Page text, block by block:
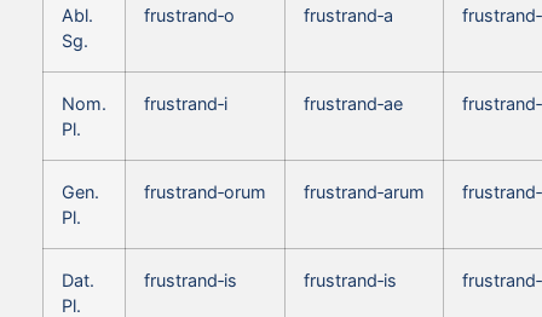
Abl.
Sg.
frustrand‑o frustrand‑a
Nom.
Pl.
frustrand‑i frustrand‑ae
Gen.
Pl.
frustrand‑orum frustrand‑arum
Dat.
Pl.
frustrand‑is frustrand‑is